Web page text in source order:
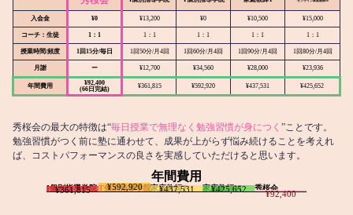
入会金 ¥0 ¥13,200 ¥0 ¥10,500 ¥15,000
コーチ：生徒 1：1 1：1 1：1 1：1 1：1
授業時間/頻度 1回15分/毎日 1回50分/月4回 1回60分/月4回 1回90分/月4回 1回80分/月4回
月謝 ー ¥12,700 ¥34,560 ¥28,000 ¥23,936
年間費用
¥92,400
(66日完結)
¥361,815 ¥592,920 ¥437,531 ¥425,652
秀桜会の最大の特徴は“毎日授業で無理なく勉強習慣が身につく ”ことです。
勉強習慣がつく前に塾に通わせて、成果が上がらず悩み続けることを考えれ
ば、コストパフォーマンスの良さを実感していただけると思います。
年間費用
I個別指導学院
¥361,815 T個別指導学院
¥592,920 家庭教師T
¥437,531 家庭教師M
¥425,652 秀桜会
¥92,400